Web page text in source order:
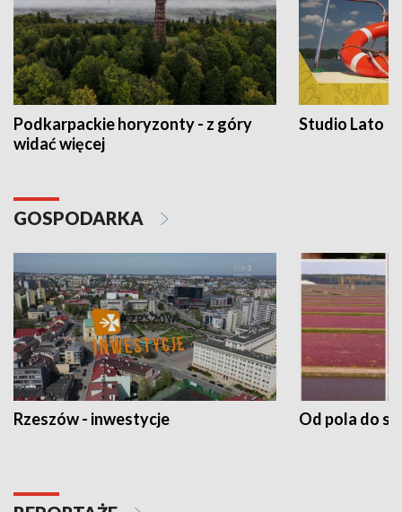
Podkarpackie horyzonty - z góry
widać więcej
Studio Lato
GOSPODARKA
Rzeszów - inwestycje Od pola do